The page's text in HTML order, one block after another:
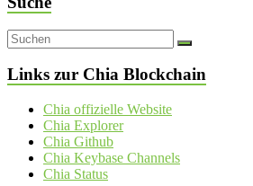
Links zur Chia Blockchain
Chia offizielle Website
Chia Explorer
Chia Github
Chia Keybase Channels
Chia Status